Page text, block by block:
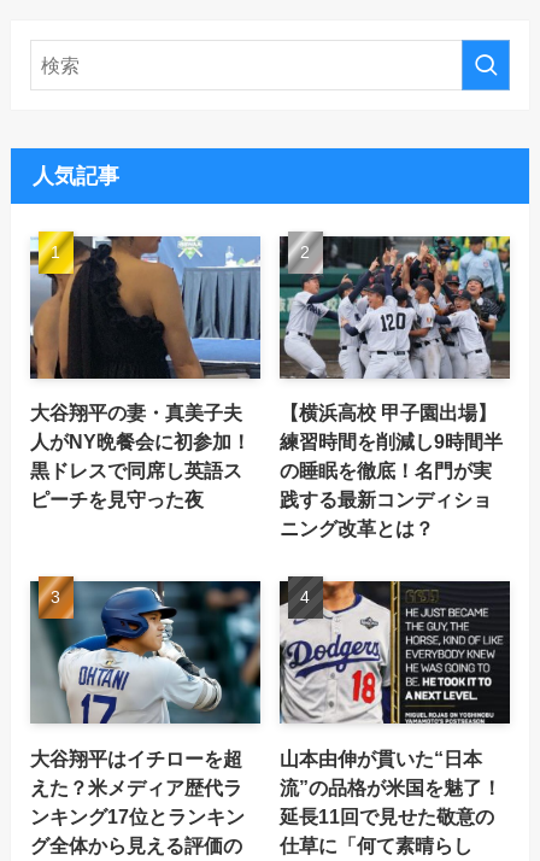
人気記事
大谷翔平の妻・真美子夫
人がNY晩餐会に初参加！
黒ドレスで同席し英語ス
ピーチを見守った夜
【横浜高校 甲子園出場】
練習時間を削減し9時間半
の睡眠を徹底！名門が実
践する最新コンディショ
ニング改革とは？
大谷翔平はイチローを超
えた？米メディア歴代ラ
ンキング17位とランキン
グ全体から見える評価の
山本由伸が貫いた“日本
流”の品格が米国を魅了！
延長11回で見せた敬意の
仕草に「何て素晴らし